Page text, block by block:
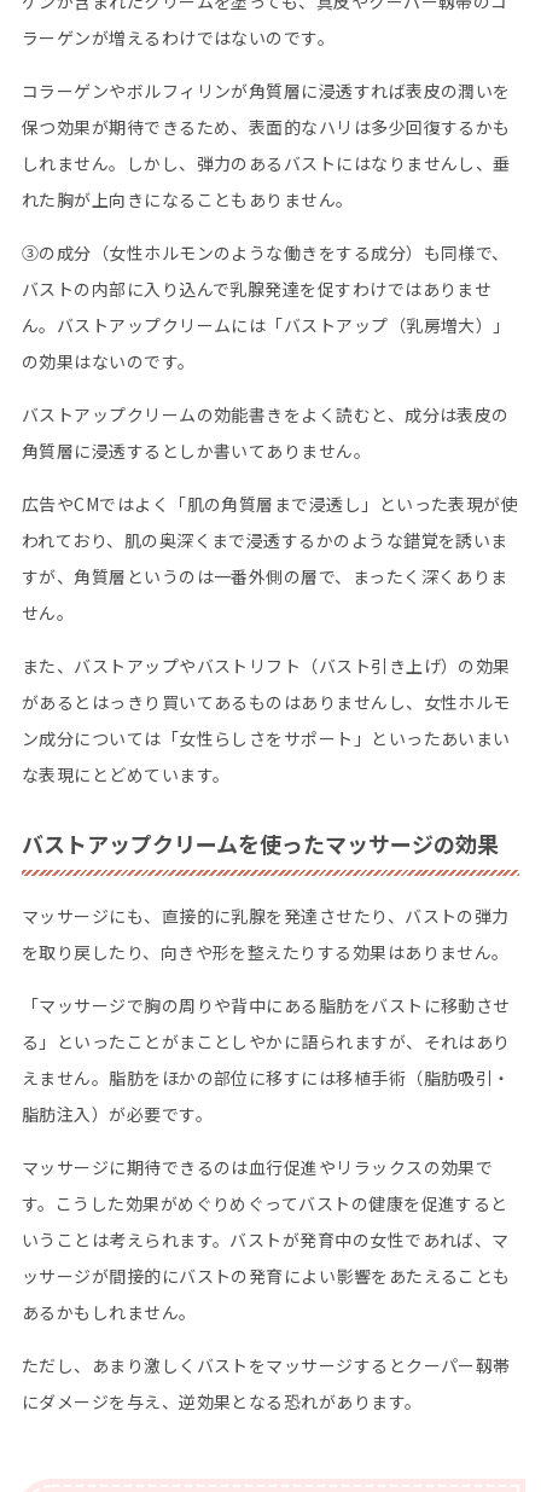
ラーゲンが増えるわけではないのです。
コラーゲンやボルフィリンが角質層に浸透すれば表皮の潤いを
保つ効果が期待できるため、表面的なハリは多少回復するかも
しれません。しかし、弾力のあるバストにはなりませんし、垂
れた胸が上向きになることもありません。
③の成分（女性ホルモンのような働きをする成分）も同様で、
バストの内部に入り込んで乳腺発達を促すわけではありませ
ん。バストアップクリームには「バストアップ（乳房増大）」
の効果はないのです。
バストアップクリームの効能書きをよく読むと、成分は表皮の
角質層に浸透するとしか書いてありません。
広告やCMではよく「肌の角質層まで浸透し」といった表現が使
われており、肌の奥深くまで浸透するかのような錯覚を誘いま
すが、角質層というのは一番外側の層で、まったく深くありま
せん。
また、バストアップやバストリフト（バスト引き上げ）の効果
があるとはっきり買いてあるものはありませんし、女性ホルモ
ン成分については「女性らしさをサポート」といったあいまい
な表現にとどめています。
バストアップクリームを使ったマッサージの効果
マッサージにも、直接的に乳腺を発達させたり、バストの弾力
を取り戻したり、向きや形を整えたりする効果はありません。
「マッサージで胸の周りや背中にある脂肪をバストに移動させ
る」といったことがまことしやかに語られますが、それはあり
えません。脂肪をほかの部位に移すには移植手術（脂肪吸引・
脂肪注入）が必要です。
マッサージに期待できるのは血行促進やリラックスの効果で
す。こうした効果がめぐりめぐってバストの健康を促進すると
いうことは考えられます。バストが発育中の女性であれば、マ
ッサージが間接的にバストの発育によい影響をあたえることも
あるかもしれません。
ただし、あまり激しくバストをマッサージするとクーパー靱帯
にダメージを与え、逆効果となる恐れがあります。